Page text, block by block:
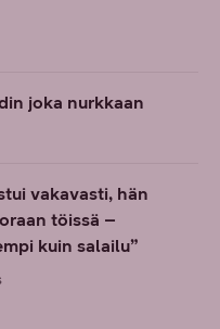
joka nurkkaan
vakavasti, hän
töissä –
kuin salailu”